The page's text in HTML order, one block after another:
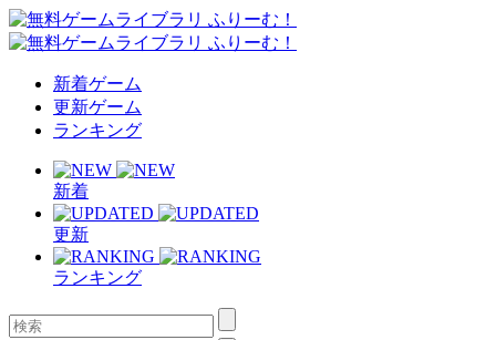
新着ゲーム
更新ゲーム
ランキング
新着
更新
ランキング